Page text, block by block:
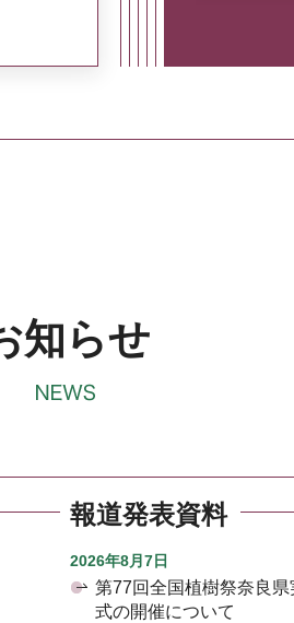
知らせ
報道発表資料
2026年8月7日
第77回全国植樹祭奈良
式の開催について